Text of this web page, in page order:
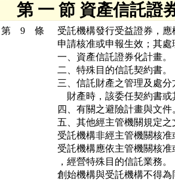
第 一 節 資產信託證
第 9 條
受託機構發行受益證券，
申請核准或申報生效；其
一、資產信託證券化計畫。
二、特殊目的信託契約書。
三、信託財產之管理及處
財產時，該委任契約書
四、有關之避險計畫與文件
五、其他經主管機關規定之
受託機構非經主管機關核
受託機構應依主管機關核
，經營特殊目的信託業務。
創始機構與受託機構不得